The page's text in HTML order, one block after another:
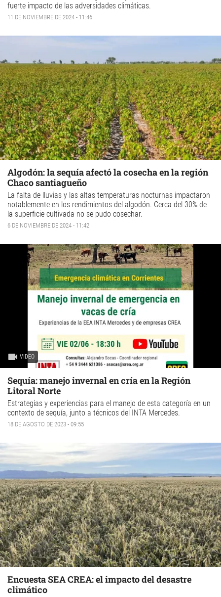
fuerte impacto de las adversidades climáticas.
11 DE NOVIEMBRE DE 2024 - 11:46
Algodón: la sequía afectó la cosecha en la región
Chaco santiagueño
La falta de lluvias y las altas temperaturas nocturnas impactaron
notablemente en los rendimientos del algodón. Cerca del 30% de
la superficie cultivada no se pudo cosechar.
6 DE NOVIEMBRE DE 2024 - 11:42
VIDEO
Sequía: manejo invernal en cría en la Región
Litoral Norte
Estrategias y experiencias para el manejo de esta categoría en un
contexto de sequía, junto a técnicos del INTA Mercedes.
18 DE AGOSTO DE 2023 - 09:55
Encuesta SEA CREA: el impacto del desastre
climático